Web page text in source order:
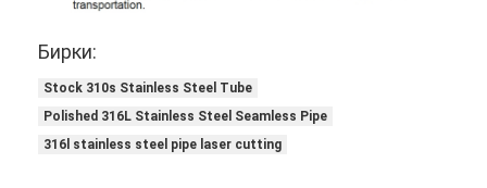
Бирки:
Stock 310s Stainless Steel Tube
Polished 316L Stainless Steel Seamless Pipe
316l stainless steel pipe laser cutting